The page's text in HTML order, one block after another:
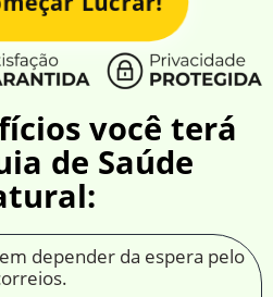
você terá
de Saúde
depender da espera pelo